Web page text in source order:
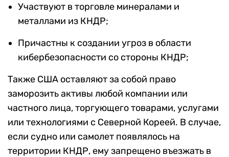
Участвуют в торговле минералами и
металлами из КНДР;
Причастны к создании угроз в области
кибербезопасности со стороны КНДР;
Также США оставляют за собой право
заморозить активы любой компании или
частного лица, торгующего товарами, услугами
или технологиями с Северной Кореей. В случае,
если судно или самолет появлялось на
территории КНДР, ему запрещено въезжать в